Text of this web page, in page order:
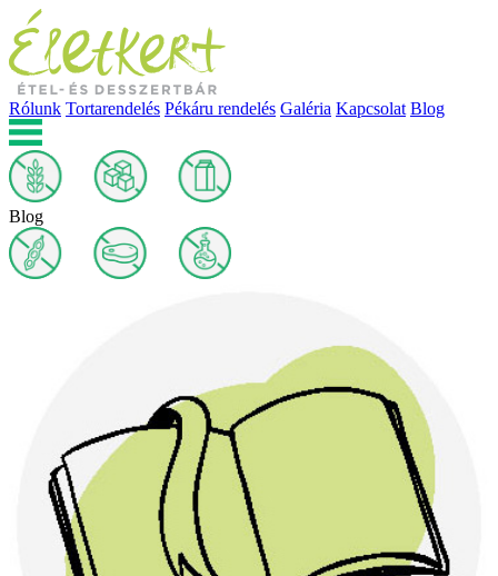
Rólunk Tortarendelés Pékáru rendelés Galéria Kapcsolat Blog
Blog